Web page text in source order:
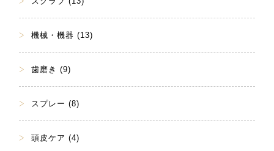
機械・機器 (13)
歯磨き (9)
スプレー (8)
頭皮ケア (4)